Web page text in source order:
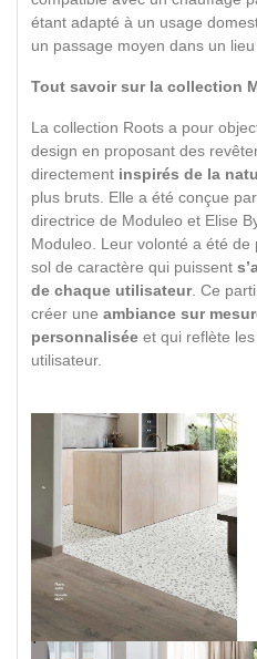
étant adapté à un usage
un passage moyen dans un
Tout savoir sur la collection
La collection Roots a pour
design en proposant des
directement inspirés de la
plus bruts. Elle a été conçue
directrice de Moduleo et Elise
Moduleo. Leur volonté a été
sol de caractère qui puissent
de chaque utilisateur. Ce
créer une ambiance sur
personnalisée et qui reflète
utilisateur.